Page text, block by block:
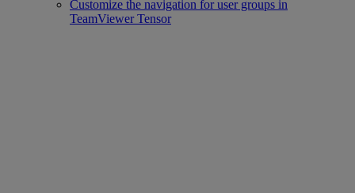
Customize the navigation for user groups in
TeamViewer Tensor